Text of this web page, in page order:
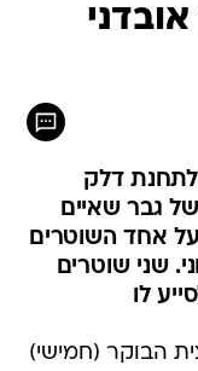
דלק
גבר שאיים
אחד השוטרים
שני שוטרים
לו
הצית הבוקר (חמישי)